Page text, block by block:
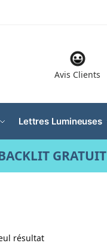
Avis Clients
Lettres Lumineuses
GRATUIT
résultat